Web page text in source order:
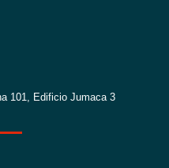
101, Edificio Jumaca 3